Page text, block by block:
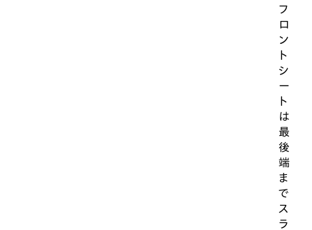
フ
ロ
ン
ト
シ
ー
ト
は
最
後
端
ま
で
ス
ラ